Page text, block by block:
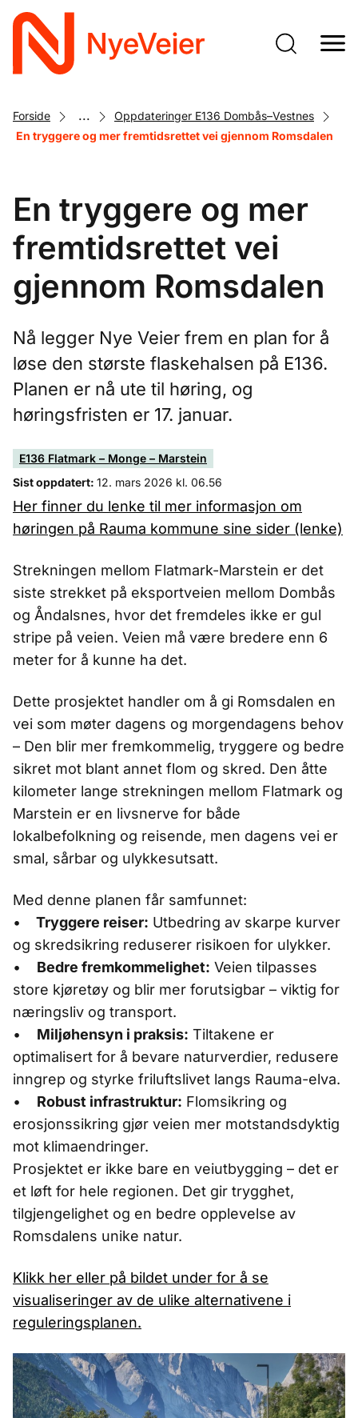
Gå
Forside ...
Oppdateringer E136 Dombås–Vestnes
En tryggere og mer fremtidsrettet vei gjennom Romsdalen
En tryggere og mer
fremtidsrettet vei
gjennom Romsdalen
Nå legger Nye Veier frem en plan for å
løse den største flaskehalsen på E136.
Planen er nå ute til høring, og
høringsfristen er 17. januar.
E136 Flatmark – Monge – Marstein
Sist oppdatert: 12. mars 2026 kl. 06.56
Her finner du lenke til mer informasjon om
høringen på Rauma kommune sine sider (lenke)
Strekningen mellom Flatmark-Marstein er det
siste strekket på eksportveien mellom Dombås
og Åndalsnes, hvor det fremdeles ikke er gul
stripe på veien. Veien må være bredere enn 6
meter for å kunne ha det.
Dette prosjektet handler om å gi Romsdalen en
vei som møter dagens og morgendagens behov
– Den blir mer fremkommelig, tryggere og bedre
sikret mot blant annet flom og skred. Den åtte
kilometer lange strekningen mellom Flatmark og
Marstein er en livsnerve for både
lokalbefolkning og reisende, men dagens vei er
smal, sårbar og ulykkesutsatt.
Med denne planen får samfunnet:
•
Tryggere reiser: Utbedring av skarpe kurver
og skredsikring reduserer risikoen for ulykker.
• Bedre fremkommelighet: Veien tilpasses
store kjøretøy og blir mer forutsigbar – viktig for
næringsliv og transport.
• Miljøhensyn i praksis: Tiltakene er
optimalisert for å bevare naturverdier, redusere
inngrep og styrke friluftslivet langs Rauma-elva.
• Robust infrastruktur: Flomsikring og
erosjonssikring gjør veien mer motstandsdyktig
mot klimaendringer.
Prosjektet er ikke bare en veiutbygging – det er
et løft for hele regionen. Det gir trygghet,
tilgjengelighet og en bedre opplevelse av
Romsdalens unike natur.
Klikk her eller på bildet under for å se
visualiseringer av de ulike alternativene i
reguleringsplanen.